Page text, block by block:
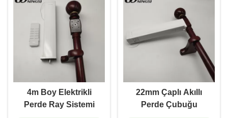
4m Boy Elektrikli
Perde Ray Sistemi
22mm Çaplı Akıllı
Perde Çubuğu